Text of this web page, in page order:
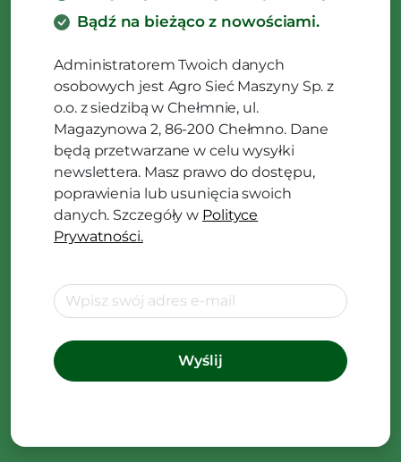
Bądź na bieżąco z nowościami.
Administratorem Twoich danych
osobowych jest Agro Sieć Maszyny Sp. z
o.o. z siedzibą w Chełmnie, ul.
Magazynowa 2, 86-200 Chełmno. Dane
będą przetwarzane w celu wysyłki
newslettera. Masz prawo do dostępu,
poprawienia lub usunięcia swoich
danych. Szczegóły w Polityce
Prywatności.